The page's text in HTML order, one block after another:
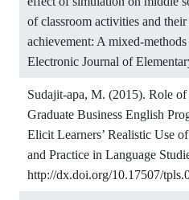
of classroom activities and
achievement: A mixed-
Electronic Journal of
Sudajit-apa, M. (2015). Role
Graduate Business English
Elicit Learners’ Realistic Use
and Practice in Language
http://dx.doi.org/10.17507/